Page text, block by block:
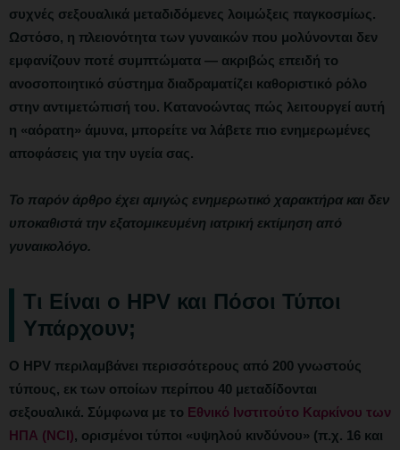
συχνές σεξουαλικά μεταδιδόμενες λοιμώξεις παγκοσμίως.
Ωστόσο, η πλειονότητα των γυναικών που μολύνονται δεν
εμφανίζουν ποτέ συμπτώματα — ακριβώς επειδή το
ανοσοποιητικό σύστημα διαδραματίζει καθοριστικό ρόλο
στην αντιμετώπισή του. Κατανοώντας πώς λειτουργεί αυτή
η «αόρατη» άμυνα, μπορείτε να λάβετε πιο ενημερωμένες
αποφάσεις για την υγεία σας.
Το παρόν άρθρο έχει αμιγώς ενημερωτικό χαρακτήρα και δεν
υποκαθιστά την εξατομικευμένη ιατρική εκτίμηση από
γυναικολόγο.
Τι Είναι ο HPV και Πόσοι Τύποι
Υπάρχουν;
Ο HPV περιλαμβάνει περισσότερους από 200 γνωστούς
τύπους, εκ των οποίων περίπου 40 μεταδίδονται
σεξουαλικά. Σύμφωνα με το Εθνικό Ινστιτούτο Καρκίνου των
ΗΠΑ (NCI), ορισμένοι τύποι «υψηλού κινδύνου» (π.χ. 16 και